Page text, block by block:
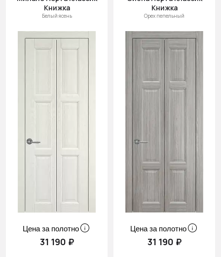
Книжка
Белый ясень
Цена за полотно
31 190 ₽
Книжка
Орех пепельный
Цена за полотно
31 190 ₽